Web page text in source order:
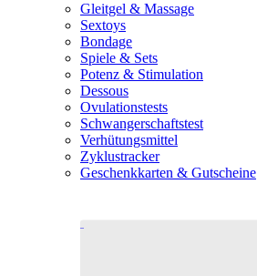
Gleitgel & Massage
Sextoys
Bondage
Spiele & Sets
Potenz & Stimulation
Dessous
Ovulationstests
Schwangerschaftstest
Verhütungsmittel
Zyklustracker
Geschenkkarten & Gutscheine